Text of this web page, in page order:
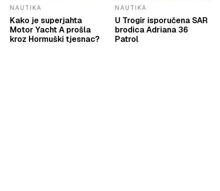
NAUTIKA
Kako je superjahta
Motor Yacht A prošla
kroz Hormuški tjesnac?
NAUTIKA
U Trogir isporučena SAR
brodica Adriana 36
Patrol